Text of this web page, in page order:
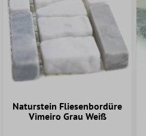
Naturstein Fliesenbordüre
Vimeiro Grau Weiß